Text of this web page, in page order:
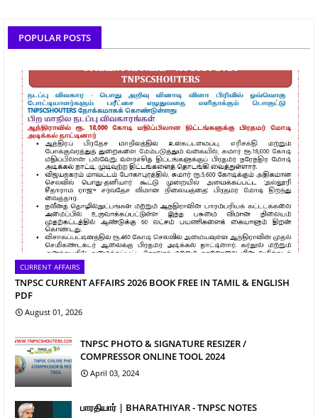
POPULAR POSTS
CURRENT AFFAIRS
TNPSC CURRENT AFFAIRS 2026 BOOK FREE IN TAMIL & ENGLISH
PDF
August 01, 2026
TNPSC PHOTO & SIGNATURE RESIZER /
COMPRESSOR ONLINE TOOL 2024
April 03, 2024
பாரதியார் | BHARATHIYAR - TNPSC NOTES